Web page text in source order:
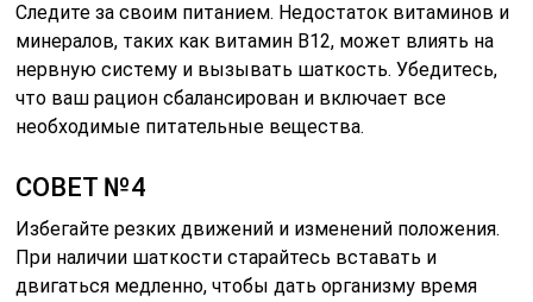
Следите за своим питанием. Недостаток витаминов и
минералов, таких как витамин B12, может влиять на
нервную систему и вызывать шаткость. Убедитесь,
что ваш рацион сбалансирован и включает все
необходимые питательные вещества.
СОВЕТ №4
Избегайте резких движений и изменений положения.
При наличии шаткости старайтесь вставать и
двигаться медленно, чтобы дать организму время